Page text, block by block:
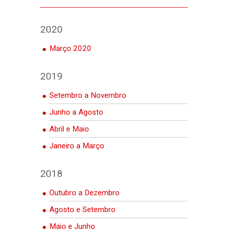
2020
Março 2020
2019
Setembro a Novembro
Junho a Agosto
Abril e Maio
Janeiro a Março
2018
Outubro a Dezembro
Agosto e Setembro
Maio e Junho